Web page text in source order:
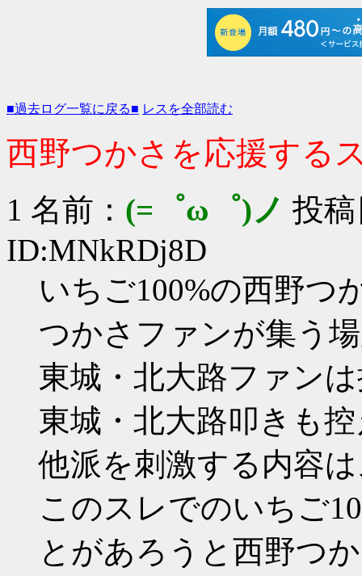
■過去ログ一覧に戻る■ レスを全部読む
西野つかさを応援する
1 名前： (=゜ω゜)ノ 投稿
ID:MNkRDj8D
いちご100%の西野つ
つかさファンが集う
東城・北大路ファン
東城・北大路叩きも
他派を刺激する内容
このスレでのいちご
とがあろうと西野つ